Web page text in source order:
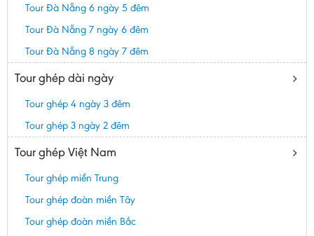
Tour Đà Nẵng 6 ngày 5 đêm
Tour Đà Nẵng 7 ngày 6 đêm
Tour Đà Nẵng 8 ngày 7 đêm
Tour ghép dài ngày
Tour ghép 4 ngày 3 đêm
Tour ghép 3 ngày 2 đêm
Tour ghép Việt Nam
Tour ghép miền Trung
Tour ghép đoàn miền Tây
Tour ghép đoàn miền Bắc